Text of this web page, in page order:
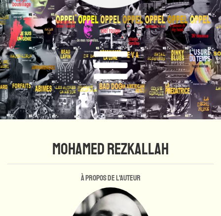
MOHAMED REZKALLAH
À propos de l'auteur